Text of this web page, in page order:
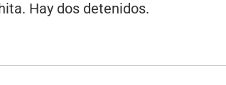
Hay dos detenidos.